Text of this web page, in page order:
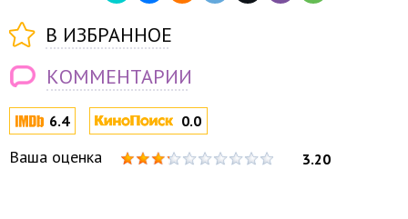
6.4 0.0
Ваша оценка 3.20
В ИЗБРАННОЕ
КОММЕНТАРИИ